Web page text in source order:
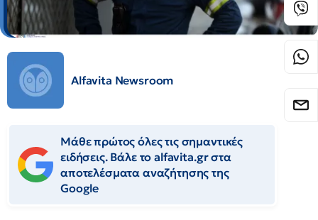
Alfavita Newsroom
Μάθε πρώτος όλες τις σημαντικές
ειδήσεις. Βάλε το alfavita.gr στα
αποτελέσματα αναζήτησης της
Google